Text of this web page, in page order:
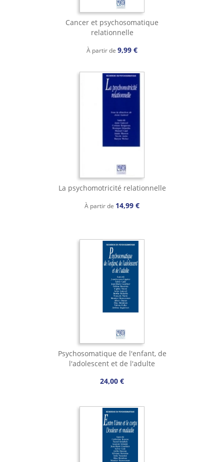
Cancer et psychosomatique
relationnelle
À partir de 9,99 €
La psychomotricité relationnelle
À partir de 14,99 €
Psychosomatique de l'enfant, de
l'adolescent et de l'adulte
24,00 €